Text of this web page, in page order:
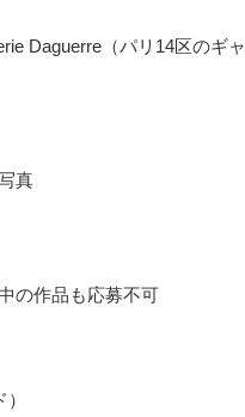
Daguerre（パリ14区のギャ
真
の作品も応募不可